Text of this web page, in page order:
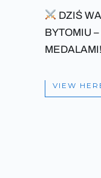
DZIŚ
BYTOMIU
MEDALAMI!
VIEW